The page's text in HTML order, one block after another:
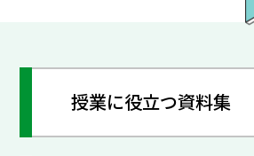
授業に役立つ資料集